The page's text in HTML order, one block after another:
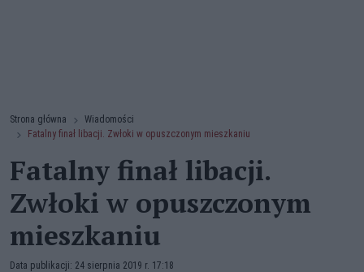
Strona główna
Wiadomości
Fatalny finał libacji. Zwłoki w opuszczonym mieszkaniu
Fatalny finał libacji.
Zwłoki w opuszczonym
mieszkaniu
Data publikacji: 24 sierpnia 2019 r. 17:18